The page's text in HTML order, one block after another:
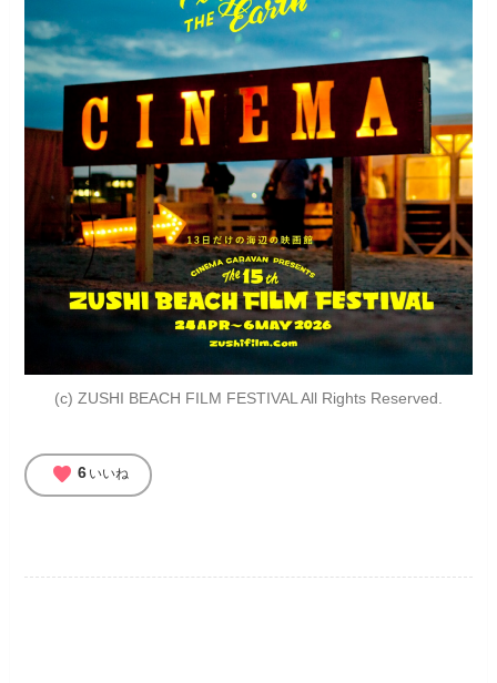
(c) ZUSHI BEACH FILM FESTIVAL All Rights Reserved.
favorite 6 いいね